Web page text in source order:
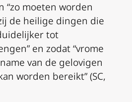
“zo moeten worden
de heilige dingen die
tot
en zodat “vrome
van de gelovigen
worden bereikt” (SC,